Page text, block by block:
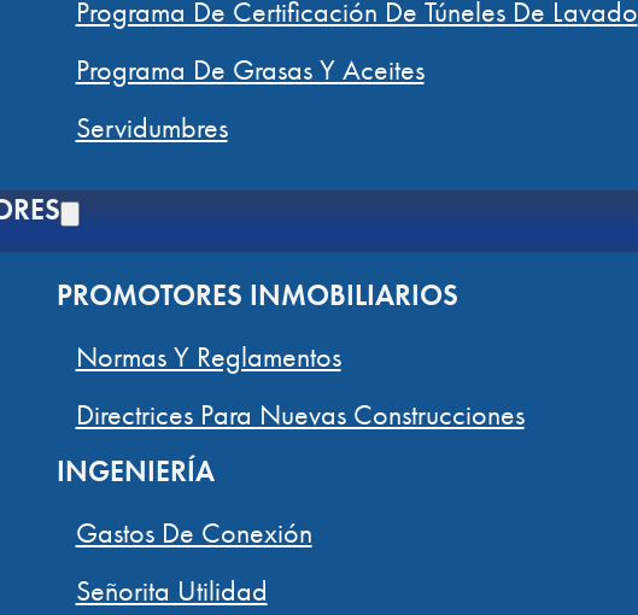
Programa De Certificación De Túneles De Lavado
Programa De Grasas Y Aceites
Servidumbres
PROMOTORES INMOBILIARIOS
Normas Y Reglamentos
Directrices Para Nuevas Construcciones
INGENIERÍA
Gastos De Conexión
Señorita Utilidad